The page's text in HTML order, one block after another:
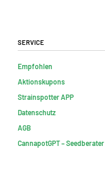
Service
Empfohlen
Aktionskupons
Strainspotter APP
Datenschutz
AGB
CannapotGPT – Seedberater